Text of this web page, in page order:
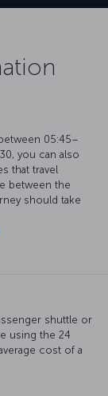
05:45–
you can also
that travel
between the
should take
shuttle or
using the 24
cost of a